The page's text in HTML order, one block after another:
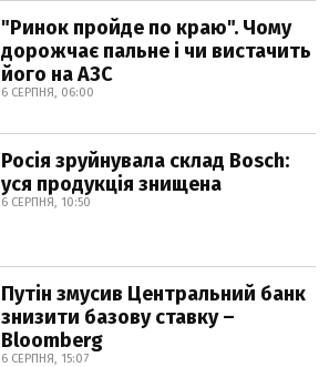
"Ринок пройде по краю". Чому
дорожчає пальне і чи вистачить
його на АЗС
6 СЕРПНЯ, 06:00
Росія зруйнувала склад Bosch:
уся продукція знищена
6 СЕРПНЯ, 10:50
Путін змусив Центральний банк
знизити базову ставку –
Bloomberg
6 СЕРПНЯ, 15:07